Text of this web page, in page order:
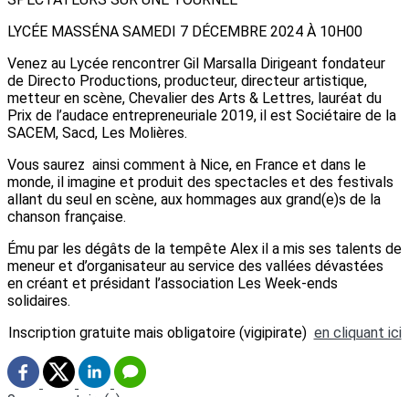
LYCÉE MASSÉNA SAMEDI 7 DÉCEMBRE 2024 À 10H00
Venez au Lycée rencontrer Gil Marsalla Dirigeant fondateur
de Directo Productions, producteur, directeur artistique,
metteur en scène, Chevalier des Arts & Lettres, lauréat du
Prix de l’audace entrepreneuriale 2019, il est Sociétaire de la
SACEM, Sacd, Les Molières.
Vous saurez ainsi comment à Nice, en France et dans le
monde, il imagine et produit des spectacles et des festivals
allant du seul en scène, aux hommages aux grand(e)s de la
chanson française.
Ému par les dégâts de la tempête Alex il a mis ses talents de
meneur et d’organisateur au service des vallées dévastées
en créant et présidant l’association Les Week-ends
solidaires.
Inscription gratuite mais obligatoire (vigipirate) en cliquant ici